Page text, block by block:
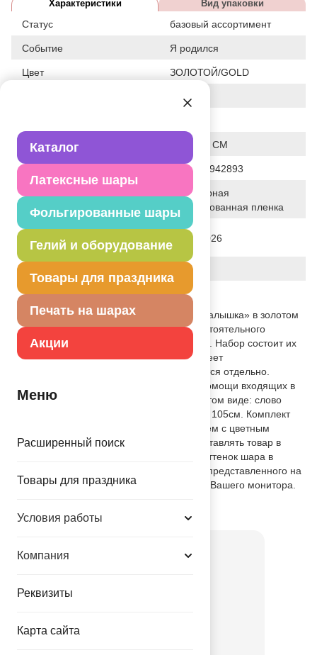
Каталог
Латексные шары
Фольгированные шары
Гелий и оборудование
Товары для праздника
Печать на шарах
Акции
Меню
Расширенный поиск
Товары для праздника
Условия работы
Компания
Реквизиты
Карта сайта
Характеристики Вид упаковки
Статус базовый ассортимент
Событие Я родился
Цвет ЗОЛОТОЙ/GOLD
76"
Общие размеры 83 + 105 CM
4610415942893
Исходный материал
Полимерная
фольгированная пленка
Дата последнего изменения
элемента
06-07-2026
25.000 г
Описание товара
Фольгированный шар-фраза «Привет малышка» в золотом
цвете. Идеальная декорация для самостоятельного
украшения комнаты к выписке малышки. Набор состоит их
двух шаров-слов, каждое из которых имеет
самозакрывающийся клапан и надувается отдельно.
Прикрепить фразу к стене можно при помощи входящих в
комплект клевых точек. Размеры в надутом виде: слово
«ПРИВЕТ» - 83см, слово «МАЛЫШКА» - 105см. Комплект
упакован в пакет с красочным вкладышем с цветным
изображением шара, что позволяет выставлять товар в
ненадутом виде. Внимание! Цветовой оттенок шара в
действительности может отличаться от представленного на
фотографии в зависимости от настроек Вашего монитора.
Товар из коллекции